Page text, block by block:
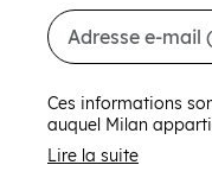
Ces informations
auquel Milan
Lire la suite